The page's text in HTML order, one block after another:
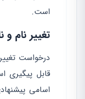
است.
تغییر نام و
درخواست
قابل پیگیری
اسامی